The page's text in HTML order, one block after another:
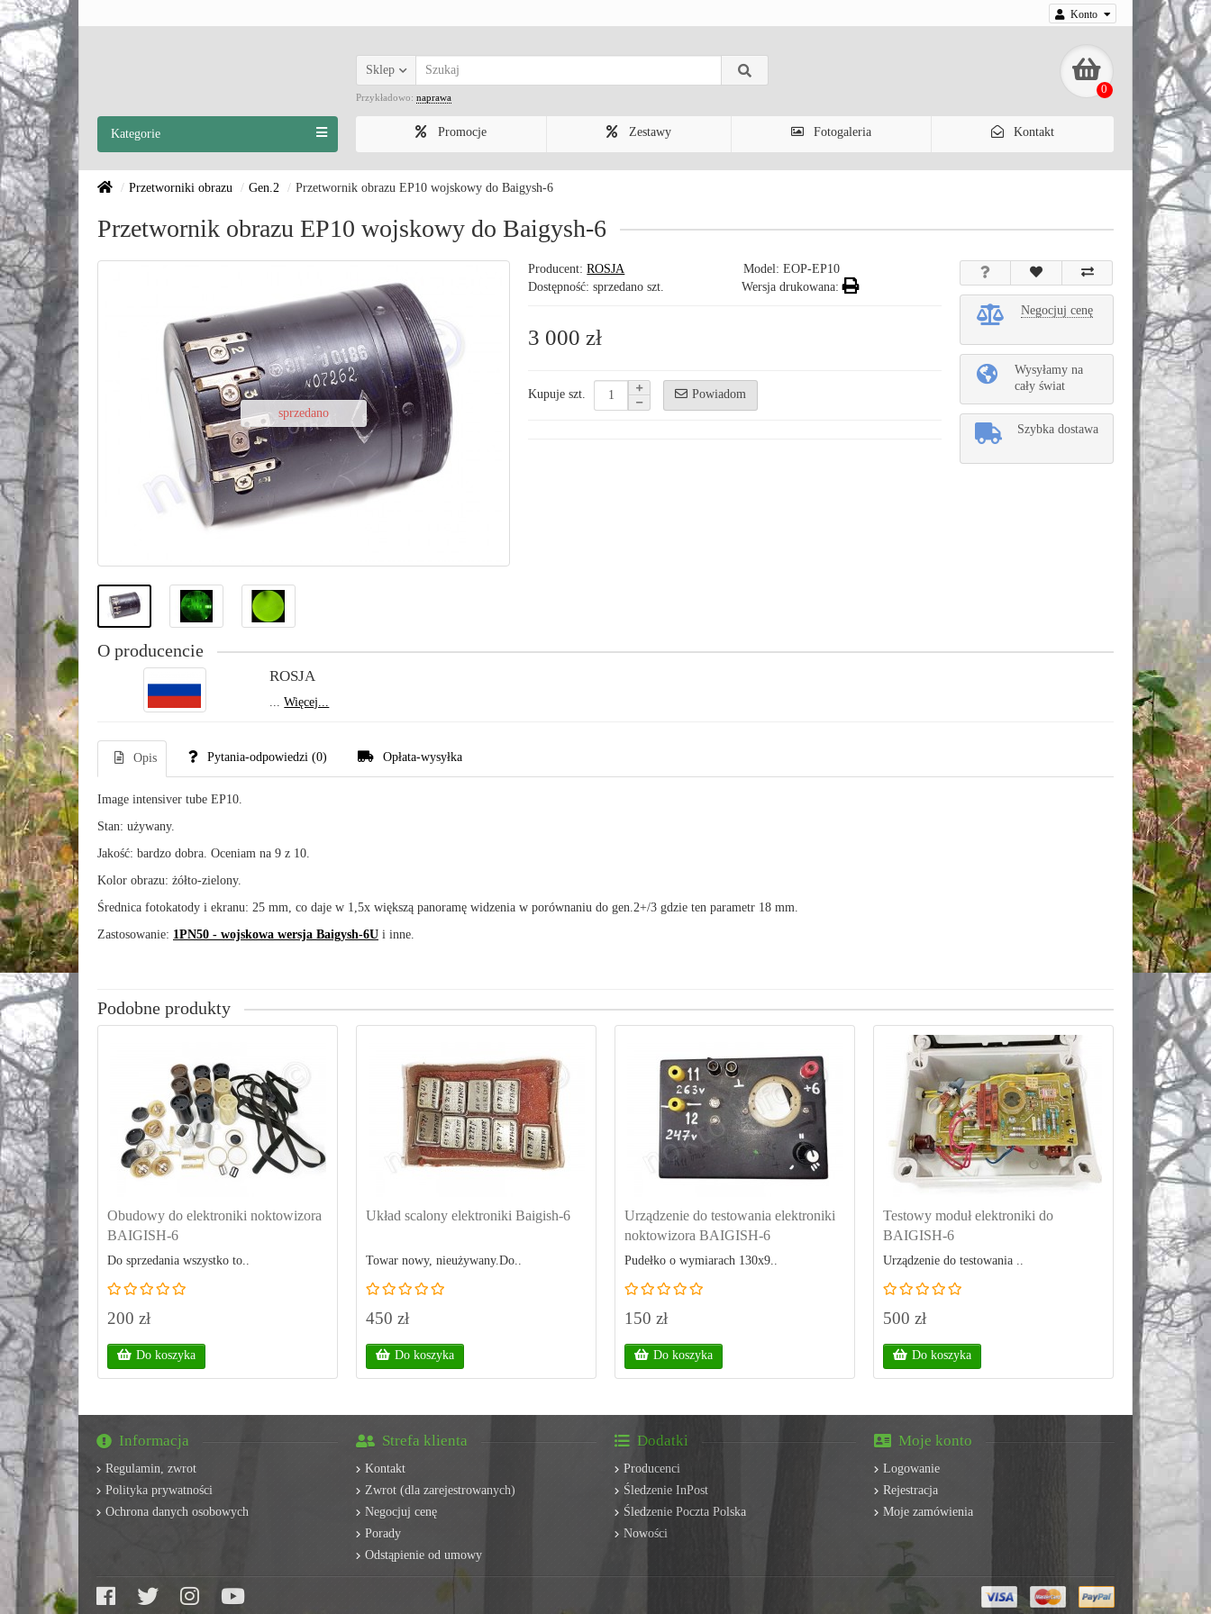
Konto
0
Sklep
Przykładowo: naprawa
Promocje Zestawy Fotogaleria Kontakt
Kategorie
Przetworniki obrazu Gen.2 Przetwornik obrazu EP10 wojskowy do Baigysh-6
Przetwornik obrazu EP10 wojskowy do Baigysh-6
sprzedano
Producent:ROSJA Model:EOP-EP10
Wersja drukowana:
Dostępność: sprzedano szt.
3 000 zł
Kupuje szt. Powiadom
Negocjuj cenę
Wysyłamy na
cały świat
Szybka dostawa
O producencie
ROSJA
...Więcej...
Opis Pytania-odpowiedzi (0) Opłata-wysyłka
Image intensiver tube EP10.
Stan: używany.
Jakość: bardzo dobra. Oceniam na 9 z 10.
Kolor obrazu: żółto-zielony.
Średnica fotokatody i ekranu: 25 mm, co daje w 1,5x większą panoramę widzenia w porównaniu do gen.2+/3 gdzie ten parametr 18 mm.
Zastosowanie: 1PN50 - wojskowa wersja Baigysh-6U i inne.
Podobne produkty
Obudowy do elektroniki noktowizora
BAIGISH-6
Do sprzedania wszystko to..
200 zł
Do koszyka
Układ scalony elektroniki Baigish-6
Towar nowy, nieużywany.Do..
450 zł
Do koszyka
Urządzenie do testowania elektroniki
noktowizora BAIGISH-6
Pudełko o wymiarach 130x9..
150 zł
Do koszyka
Testowy moduł elektroniki do
BAIGISH-6
Urządzenie do testowania ..
500 zł
Do koszyka
Informacja
Regulamin, zwrot
Polityka prywatności
Ochrona danych osobowych
Strefa klienta
Kontakt
Zwrot (dla zarejestrowanych)
Negocjuj cenę
Porady
Odstąpienie od umowy
Dodatki
Producenci
Śledzenie InPost
Śledzenie Poczta Polska
Nowości
Moje konto
Logowanie
Rejestracja
Moje zamówienia